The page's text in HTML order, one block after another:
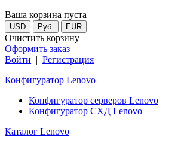
Ваша корзина пуста
USD Руб. EUR
Очистить корзину
Оформить заказ
Войти | Регистрация
Конфигуратор Lenovo
Конфигуратор серверов Lenovo
Конфигуратор СХД Lenovo
Каталог Lenovo